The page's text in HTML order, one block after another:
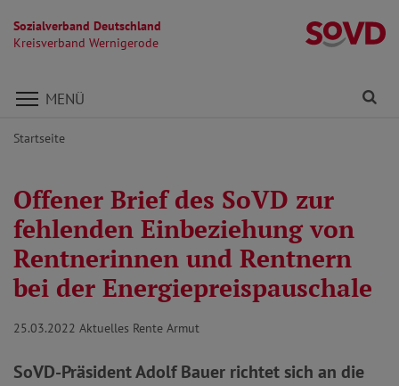
Sozialverband Deutschland
Kreisverband Wernigerode
Direkt zu den Inhalten springen
MENÜ
Startseite
Offener Brief des SoVD zur
fehlenden Einbeziehung von
Rentnerinnen und Rentnern
bei der Energiepreispauschale
25.03.2022 Aktuelles Rente Armut
SoVD-Präsident Adolf Bauer richtet sich an die